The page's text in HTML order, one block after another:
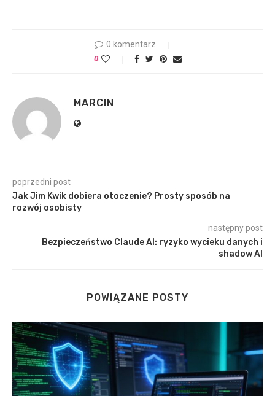
0 komentarz
0
MARCIN
poprzedni post
Jak Jim Kwik dobiera otoczenie? Prosty sposób na
rozwój osobisty
następny post
Bezpieczeństwo Claude AI: ryzyko wycieku danych i
shadow AI
POWIĄZANE POSTY